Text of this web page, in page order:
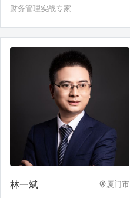
财务管理实战专家
林一斌 厦门市